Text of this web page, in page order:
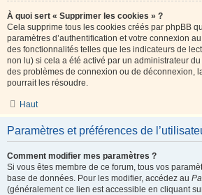
À quoi sert « Supprimer les cookies » ?
Cela supprime tous les cookies créés par phpBB
paramètres d’authentification et votre connexion
des fonctionnalités telles que les indicateurs de
non lu) si cela a été activé par un administrateur
des problèmes de connexion ou de déconnexion,
pourrait les résoudre.
Haut
Paramètres et préférences de
Comment modifier mes paramètres ?
Si vous êtes membre de ce forum, tous vos
base de données. Pour les modifier, accédez au
(généralement ce lien est accessible en cliquant